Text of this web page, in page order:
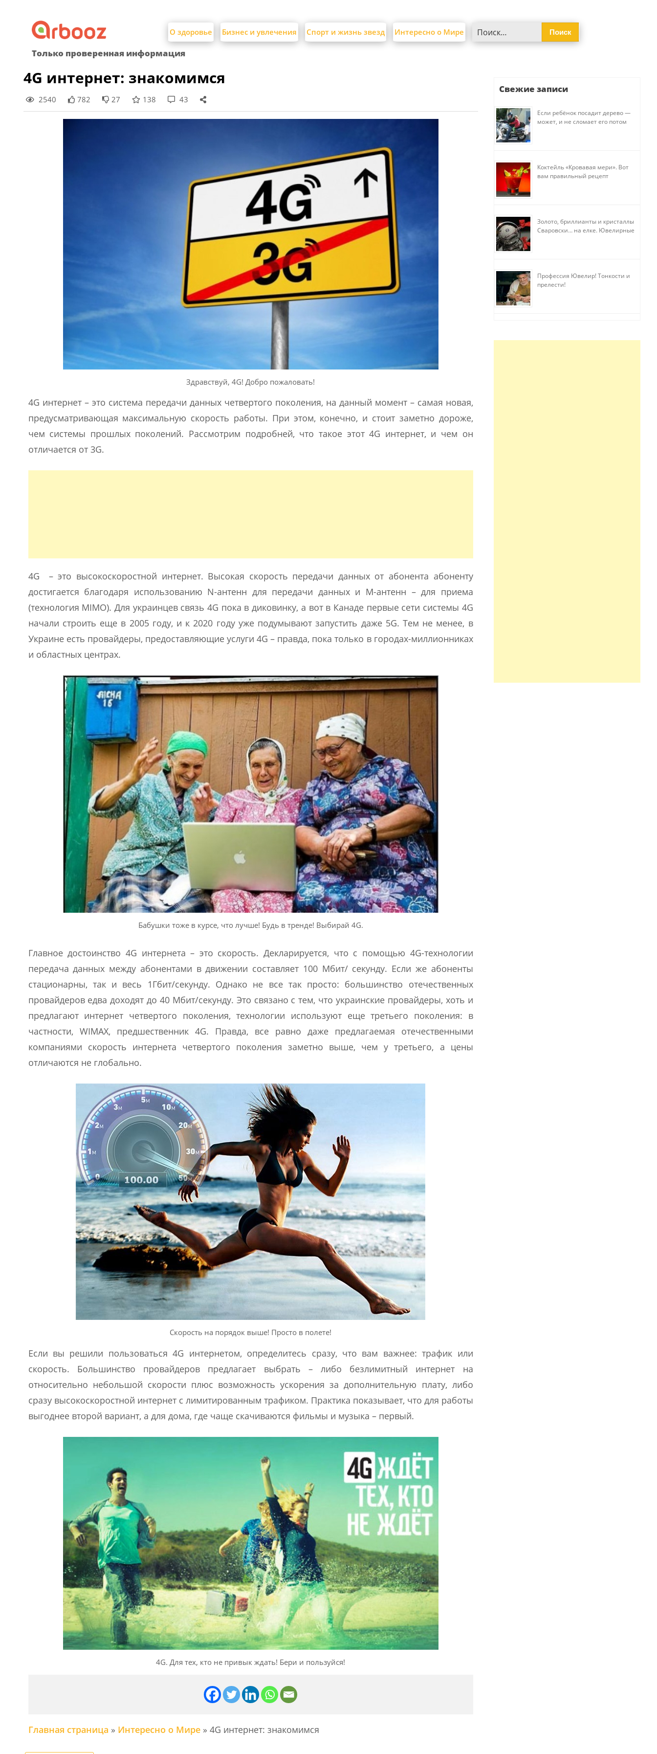
content
О здоровье Бизнес и увлечения Спорт и жизнь звезд Интересно о Мире
Только проверенная информация
4G интернет: знакомимся
2540 782 27 138 43
Здравствуй, 4G! Добро пожаловать!
4G интернет – это система передачи данных четвертого поколения, на данный момент – самая новая,
предусматривающая максимальную скорость работы. При этом, конечно, и стоит заметно дороже,
чем системы прошлых поколений. Рассмотрим подробней, что такое этот 4G интернет, и чем он
отличается от 3G.
4G – это высокоскоростной интернет. Высокая скорость передачи данных от абонента абоненту
достигается благодаря использованию N-антенн для передачи данных и М-антенн – для приема
(технология MIMO). Для украинцев связь 4G пока в диковинку, а вот в Канаде первые сети системы 4G
начали строить еще в 2005 году, и к 2020 году уже подумывают запустить даже 5G. Тем не менее, в
Украине есть провайдеры, предоставляющие услуги 4G – правда, пока только в городах-миллионниках
и областных центрах.
Бабушки тоже в курсе, что лучше! Будь в тренде! Выбирай 4G.
Главное достоинство 4G интернета – это скорость. Декларируется, что с помощью 4G-технологии
передача данных между абонентами в движении составляет 100 Мбит/ секунду. Если же абоненты
стационарны, так и весь 1Гбит/секунду. Однако не все так просто: большинство отечественных
провайдеров едва доходят до 40 Мбит/секунду. Это связано с тем, что украинские провайдеры, хоть и
предлагают интернет четвертого поколения, технологии используют еще третьего поколения: в
частности, WIMAX, предшественник 4G. Правда, все равно даже предлагаемая отечественными
компаниями скорость интернета четвертого поколения заметно выше, чем у третьего, а цены
отличаются не глобально.
Скорость на порядок выше! Просто в полете!
Если вы решили пользоваться 4G интернетом, определитесь сразу, что вам важнее: трафик или
скорость. Большинство провайдеров предлагает выбрать – либо безлимитный интернет на
относительно небольшой скорости плюс возможность ускорения за дополнительную плату, либо
сразу высокоскоростной интернет с лимитированным трафиком. Практика показывает, что для работы
выгоднее второй вариант, а для дома, где чаще скачиваются фильмы и музыка – первый.
4G. Для тех, кто не привык ждать! Бери и пользуйся!
Главная страница » Интересно о Мире» 4G интернет: знакомимся
Свежие записи
Если ребёнок посадит дерево —
может, и не сломает его потом
Коктейль «Кровавая мери». Вот
вам правильный рецепт
Золото, бриллианты и кристаллы
Сваровски… на елке. Ювелирные
Профессия Ювелир! Тонкости и
прелести!